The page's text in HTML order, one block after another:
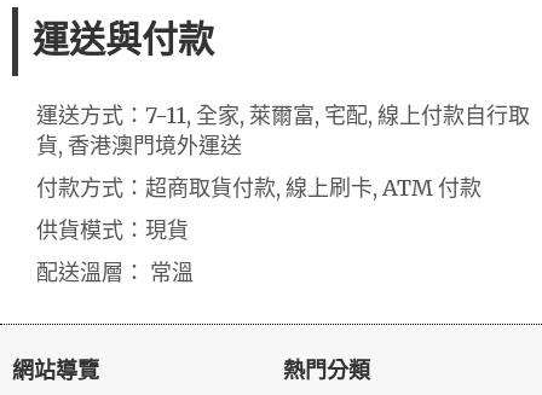
運送與付款
運送方式：7-11, 全家, 萊爾富, 宅配, 線上付款自行取
貨, 香港澳門境外運送
付款方式：超商取貨付款, 線上刷卡, ATM 付款
供貨模式：現貨
配送溫層： 常溫
網站導覽 熱門分類